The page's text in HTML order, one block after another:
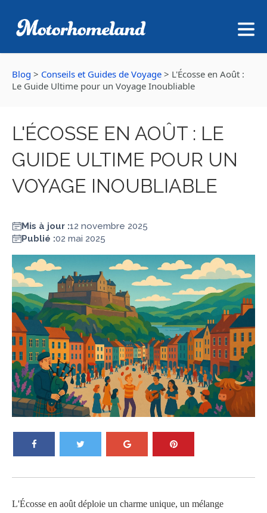
Blog > Conseils et Guides de Voyage > L'Écosse en Août :
Le Guide Ultime pour un Voyage Inoubliable
L'ÉCOSSE EN AOÛT : LE
GUIDE ULTIME POUR UN
VOYAGE INOUBLIABLE
Mis à jour :12 novembre 2025
Publié :02 mai 2025
L'Écosse en août déploie un charme unique, un mélange